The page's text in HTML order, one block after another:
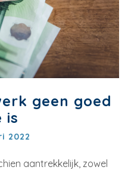
geen goed
is
2022
aantrekkelijk, zowel